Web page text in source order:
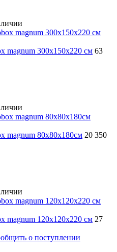
magnum 300х150х220 см 63
magnum 80х80х180см 20 350
magnum 120х120х220 см 27
о поступлении